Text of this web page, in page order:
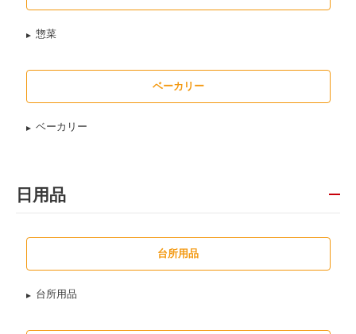
惣菜
ベーカリー
ベーカリー
日用品
台所用品
台所用品